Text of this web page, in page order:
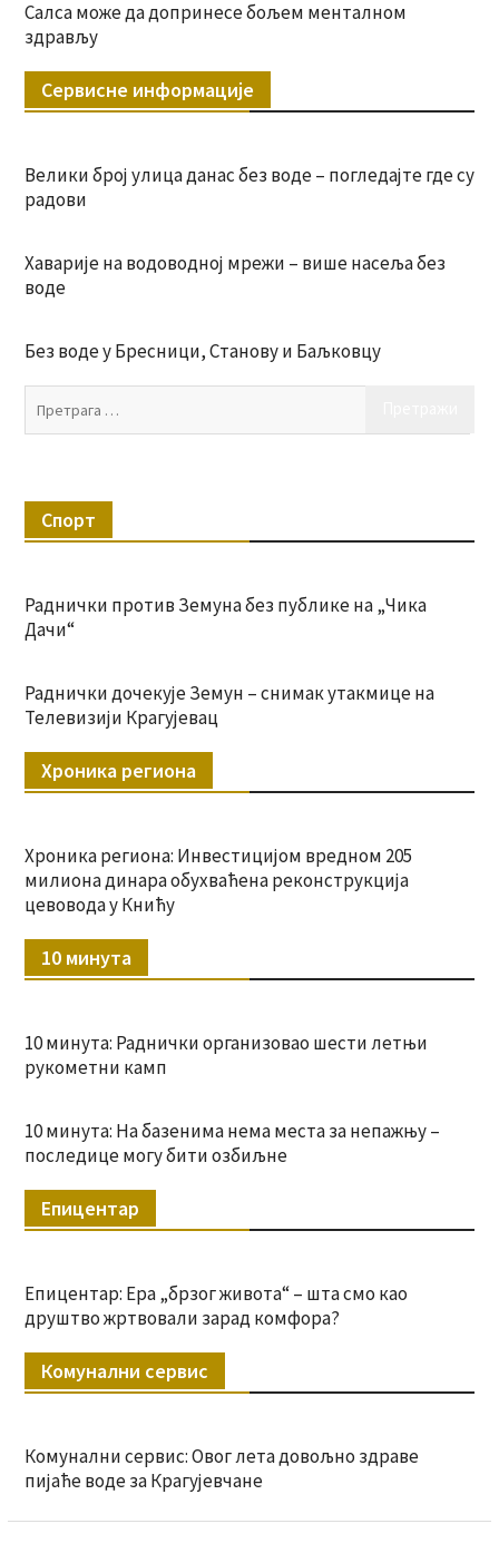
Салса може да допринесе бољем менталном
здрављу
Сервисне информације
Велики број улица данас без воде – погледајте где су
радови
Хаварије на водоводној мрежи – више насеља без
воде
Без воде у Бресници, Станову и Баљковцу
Спорт
Раднички против Земуна без публике на „Чика
Дачи“
Раднички дочекује Земун – снимак утакмице на
Телевизији Крагујевац
Хроника региона
Хроника региона: Инвестицијом вредном 205
милиона динара обухваћена реконструкција
цевовода у Книћу
10 минута
10 минута: Раднички организовао шести летњи
рукометни камп
10 минута: На базенима нема места за непажњу –
последице могу бити озбиљне
Епицентар
Епицентар: Ера „брзог живота“ – шта смо као
друштво жртвовали зарад комфора?
Комунални сервис
Комунални сервис: Овог лета довољно здраве
пијаће воде за Крагујевчане